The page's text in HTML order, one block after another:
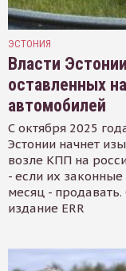
ЭСТОНИЯ
Власти
оставленных
автомобилей
С октября 2025
Эстонии начнет
возле КПП на
- если их
месяц -
издание ERR